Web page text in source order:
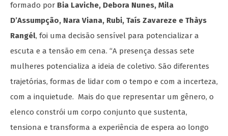
formado por Bia Laviche, Debora Nunes, Mila
D’Assumpção, Nara Viana, Rubi, Taís Zavareze e Thàys
Rangél, foi uma decisão sensível para potencializar a
escuta e a tensão em cena. “A presença dessas sete
mulheres potencializa a ideia de coletivo. São diferentes
trajetórias, formas de lidar com o tempo e com a incerteza,
com a inquietude. Mais do que representar um gênero, o
elenco constrói um corpo conjunto que sustenta,
tensiona e transforma a experiência de espera ao longo